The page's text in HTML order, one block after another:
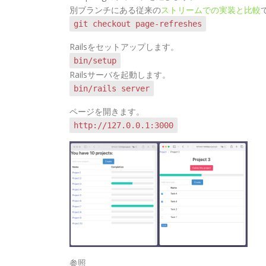
別ブランチにある従来のストリームでの実装と比較
git checkout page-refreshes
Railsをセットアップします。
bin/setup
Railsサーバを起動します。
bin/rails server
ページを開きます。
http://127.0.0.1:3000
参照